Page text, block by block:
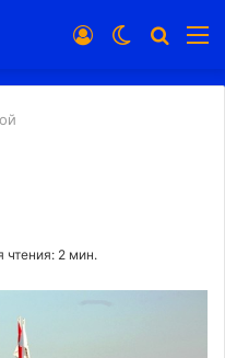
Switch
Войти
чтения: 2 мин.